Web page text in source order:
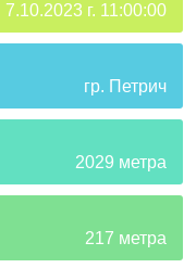
7.10.2023 г. 11:00:00
гр. Петрич
2029 метра
217 метра